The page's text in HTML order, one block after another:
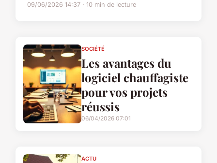
09/06/2026 14:37 · 10 min de lecture
SOCIÉTÉ
Les avantages du
logiciel chauffagiste
pour vos projets
réussis
06/04/2026 07:01
ACTU